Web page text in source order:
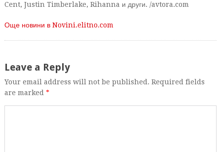
Cent, Justin Timberlake, Rihanna и други. /avtora.com
Още новини в Novini.elitno.com
Leave a Reply
Your email address will not be published. Required fields
are marked *